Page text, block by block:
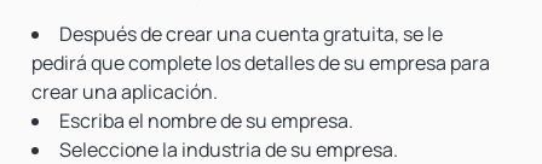
Después de crear una cuenta gratuita, se le
pedirá que complete los detalles de su empresa para
crear una aplicación.
Escriba el nombre de su empresa.
Seleccione la industria de su empresa.